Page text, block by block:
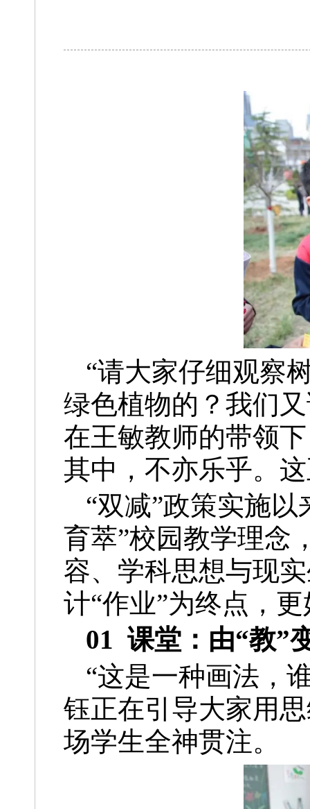
“请大家仔细观察
绿色植物的？我们
在王敏教师的带领
其中，不亦乐乎。
“双减”政策实施
育萃”校园教学理念
容、学科思想与现
计“作业”为终点，
01 课堂：由“教”
“这是一种画法，
钰正在引导大家用
场学生全神贯注。